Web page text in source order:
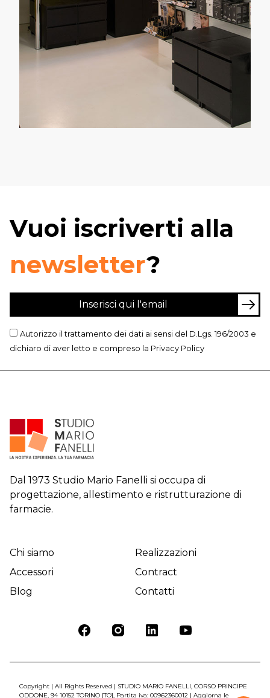
Vuoi iscriverti alla
newsletter?
Autorizzo il trattamento dei dati ai sensi del D.Lgs. 196/2003 e
dichiaro di aver letto e compreso la Privacy Policy
Dal 1973 Studio Mario Fanelli si occupa di
progettazione, allestimento e ristrutturazione di
farmacie.
Chi siamo
Realizzazioni
Accessori
Contract
Blog
Contatti
Copyright | All Rights Reserved | STUDIO MARIO FANELLI, CORSO PRINCIPE
ODDONE, 94 10152 TORINO [TO], Partita iva: 00962360012 | Aggiorna le